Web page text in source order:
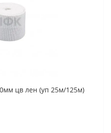
цв лен (уп 25м/125м)